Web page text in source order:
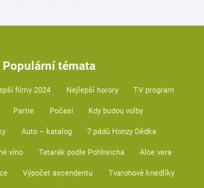
Populární témata
filmy 2024 Nejlepší horory TV program
Partie Počasí Kdy budou volby
Auto – katalog 7 pádů Honzy Dědka
víno Tatarák podle Pohlreicha Aloe vera
Výpočet ascendentu Tvarohové knedlíky